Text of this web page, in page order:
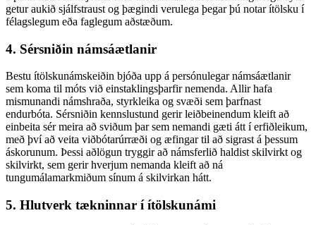
getur aukið sjálfstraust og þægindi verulega þegar þú notar ítölsku í
félagslegum eða faglegum aðstæðum.
4. Sérsniðin námsáætlanir
Bestu ítölskunámskeiðin bjóða upp á persónulegar námsáætlanir
sem koma til móts við einstaklingsþarfir nemenda. Allir hafa
mismunandi námshraða, styrkleika og svæði sem þarfnast
endurbóta. Sérsniðin kennslustund gerir leiðbeinendum kleift að
einbeita sér meira að sviðum þar sem nemandi gæti átt í erfiðleikum,
með því að veita viðbótarúrræði og æfingar til að sigrast á þessum
áskorunum. Þessi aðlögun tryggir að námsferlið haldist skilvirkt og
skilvirkt, sem gerir hverjum nemanda kleift að ná
tungumálamarkmiðum sínum á skilvirkan hátt.
5. Hlutverk tækninnar í ítölskunámi